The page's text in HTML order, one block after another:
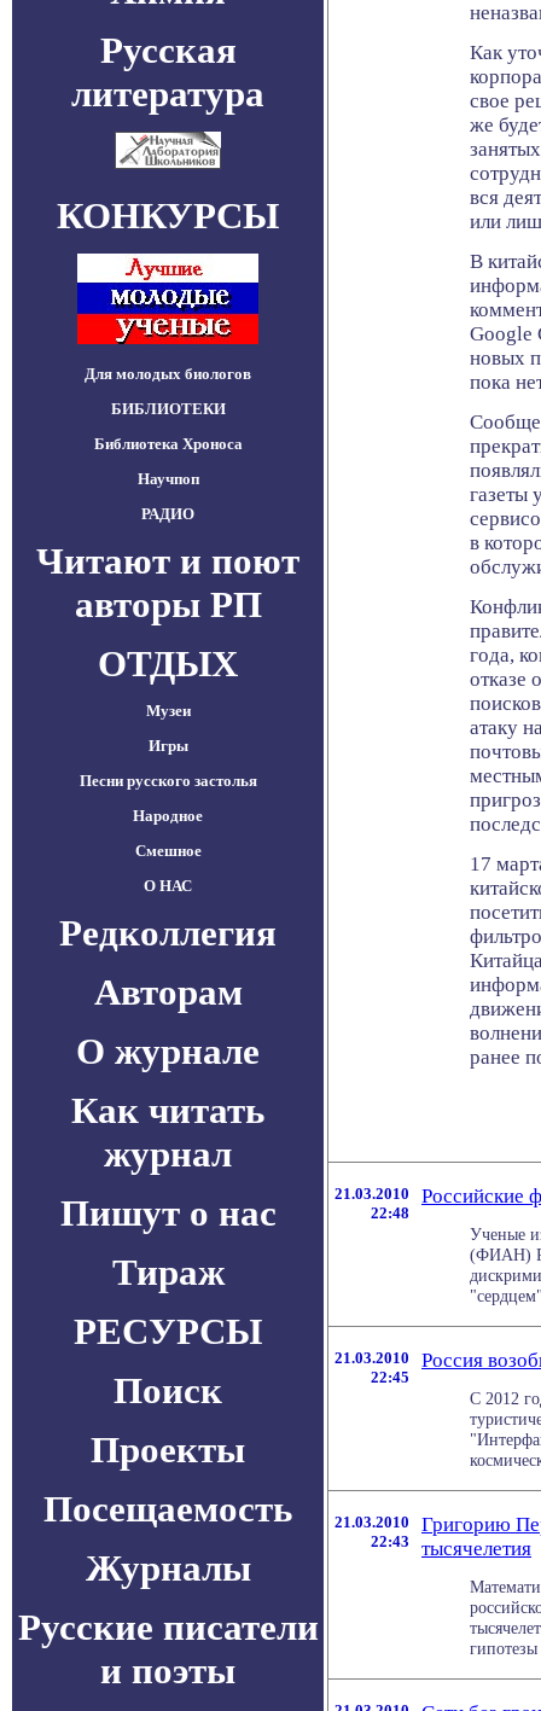
Русская
литература
КОНКУРСЫ
Для молодых биологов
БИБЛИОТЕКИ
Библиотека Хроноса
Научпоп
РАДИО
Читают и поют
авторы РП
ОТДЫХ
Музеи
Игры
Песни русского застолья
Народное
Смешное
О НАС
Редколлегия
Авторам
О журнале
Как читать
журнал
Пишут о нас
Тираж
РЕСУРСЫ
Поиск
Проекты
Посещаемость
Журналы
Русские писатели
и поэты
Как
свое
же
вся
или
В
Google
новых
пока
газеты
в
года,
отказе
атаку
17
ранее
21.03.2010
22:48
Российские
Ученые
(ФИАН)
21.03.2010
22:45
Россия
С 2012
21.03.2010
22:43
Григорию
тысячелетия